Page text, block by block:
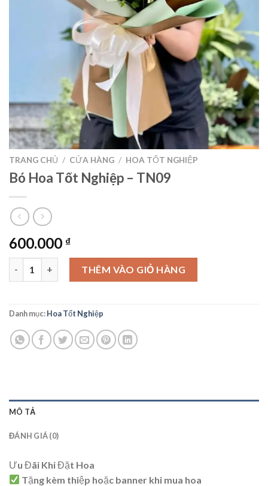
TRANG CHỦ / CỬA HÀNG / HOA TỐT NGHIỆP
Bó Hoa Tốt Nghiệp – TN09
600.000 ₫
Bó Hoa Tốt Nghiệp - TN09 số lượng
THÊM VÀO GIỎ HÀNG
Danh mục:Hoa Tốt Nghiệp
MÔ TẢ
ĐÁNH GIÁ (0)
Ưu Đãi Khi Đặt Hoa
Tặng kèm thiệp hoặc banner khi mua hoa